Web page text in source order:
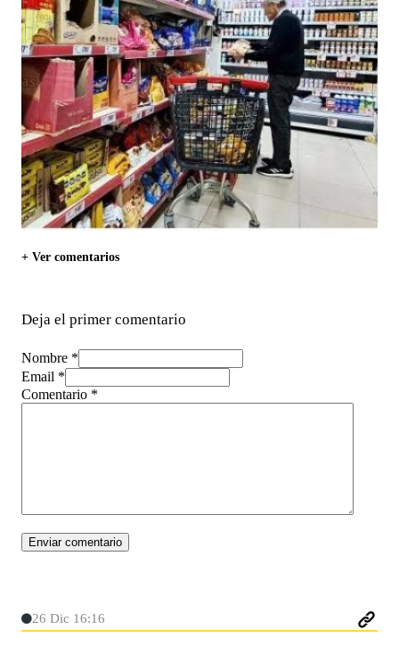
+ Ver comentarios
Deja el primer comentario
Nombre *
Email *
Comentario *
26 Dic 16:16